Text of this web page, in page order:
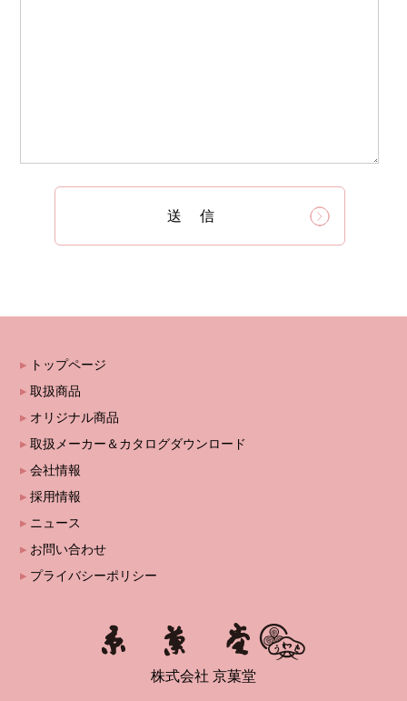
送信
トップページ
取扱商品
オリジナル商品
取扱メーカー＆カタログダウンロード
会社情報
採用情報
ニュース
お問い合わせ
プライバシーポリシー
株式会社 京菓堂